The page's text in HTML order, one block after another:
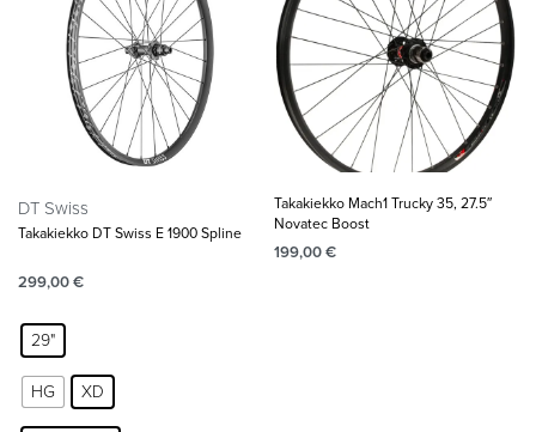
DT Swiss
Takakiekko DT Swiss E 1900 Spline
299,00€
29"
HG XD
Takakiekko Mach1 Trucky 35, 27.5″
Novatec Boost
199,00€